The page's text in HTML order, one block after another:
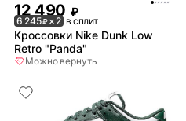
12 490 ₽
6 245₽× 2 в сплит
Кроссовки Nike Dunk Low
Retro "Panda"
Можно вернуть